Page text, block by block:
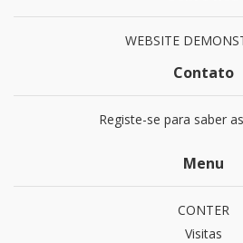
WEBSITE
Contato
Registe-se para saber
Menu
CONTER
Visitas